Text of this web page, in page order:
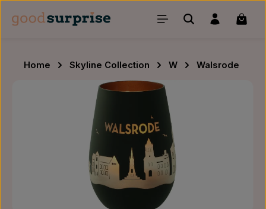
Zum Hauptinhalt springen
Home Skyline Collection W
Walsrode
Bildergalerie überspringen